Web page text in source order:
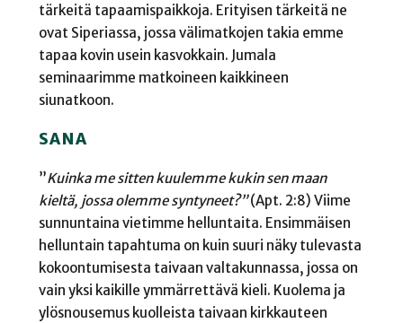
tärkeitä tapaamispaikkoja. Erityisen tärkeitä ne
ovat Siperiassa, jossa välimatkojen takia emme
tapaa kovin usein kasvokkain. Jumala
seminaarimme matkoineen kaikkineen
siunatkoon.
SANA
”Kuinka me sitten kuulemme kukin sen maan
kieltä, jossa olemme syntyneet?”(Apt. 2:8) Viime
sunnuntaina vietimme helluntaita. Ensimmäisen
helluntain tapahtuma on kuin suuri näky tulevasta
kokoontumisesta taivaan valtakunnassa, jossa on
vain yksi kaikille ymmärrettävä kieli. Kuolema ja
ylösnousemus kuolleista taivaan kirkkauteen